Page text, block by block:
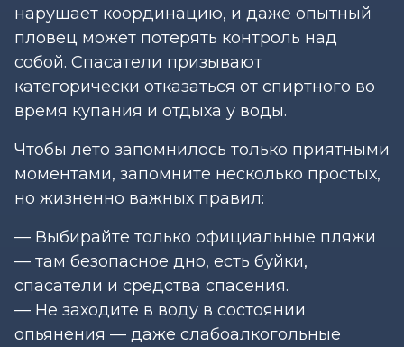
нарушает координацию, и даже опытный
пловец может потерять контроль над
собой. Спасатели призывают
категорически отказаться от спиртного во
время купания и отдыха у воды.
Чтобы лето запомнилось только приятными
моментами, запомните несколько простых,
но жизненно важных правил:
— Выбирайте только официальные пляжи
— там безопасное дно, есть буйки,
спасатели и средства спасения.
— Не заходите в воду в состоянии
опьянения — даже слабоалкогольные